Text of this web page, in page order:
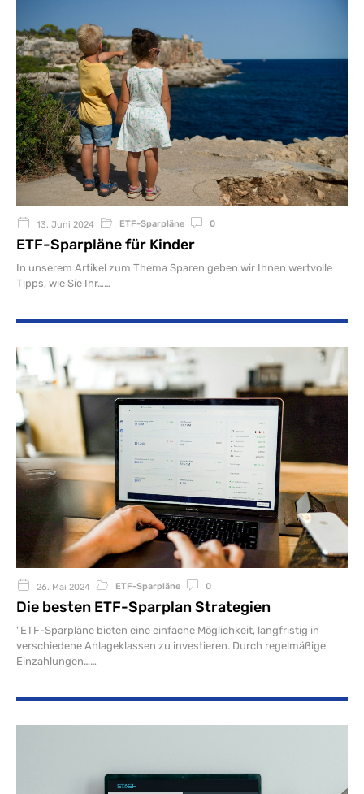
13. Juni 2024 ETF-Sparpläne 0
ETF-Sparpläne für Kinder
In unserem Artikel zum Thema Sparen geben wir Ihnen wertvolle
Tipps, wie Sie Ihr…
26. Mai 2024 ETF-Sparpläne 0
Die besten ETF-Sparplan Strategien
"ETF-Sparpläne bieten eine einfache Möglichkeit, langfristig in
verschiedene Anlageklassen zu investieren. Durch regelmäßige
Einzahlungen…